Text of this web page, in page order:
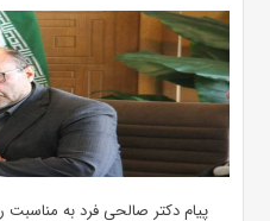
پیام دکتر صالحی فرد به مناسبت